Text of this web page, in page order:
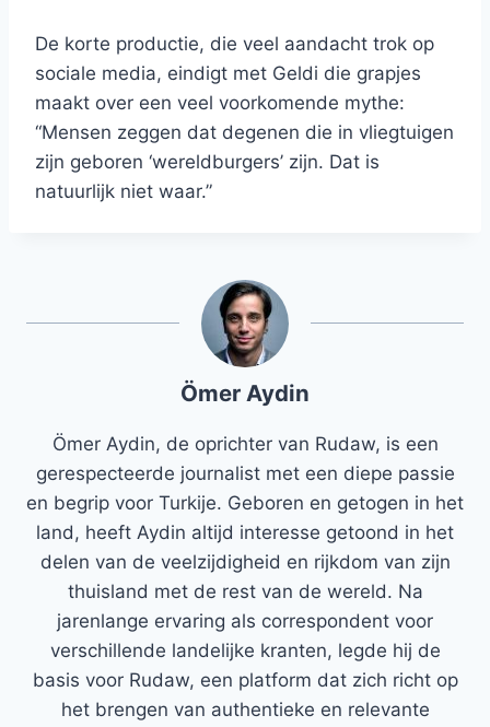
De korte productie, die veel aandacht trok op
sociale media, eindigt met Geldi die grapjes
maakt over een veel voorkomende mythe:
“Mensen zeggen dat degenen die in vliegtuigen
zijn geboren ‘wereldburgers’ zijn. Dat is
natuurlijk niet waar.”
Ömer Aydin
Ömer Aydin, de oprichter van Rudaw, is een
gerespecteerde journalist met een diepe passie
en begrip voor Turkije. Geboren en getogen in het
land, heeft Aydin altijd interesse getoond in het
delen van de veelzijdigheid en rijkdom van zijn
thuisland met de rest van de wereld. Na
jarenlange ervaring als correspondent voor
verschillende landelijke kranten, legde hij de
basis voor Rudaw, een platform dat zich richt op
het brengen van authentieke en relevante